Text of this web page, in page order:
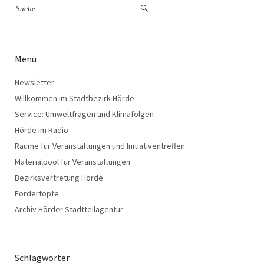
Menü
Newsletter
Willkommen im Stadtbezirk Hörde
Service: Umweltfragen und Klimafolgen
Hörde im Radio
Räume für Veranstaltungen und Initiativentreffen
Materialpool für Veranstaltungen
Bezirksvertretung Hörde
Fördertöpfe
Archiv Hörder Stadtteilagentur
Schlagwörter